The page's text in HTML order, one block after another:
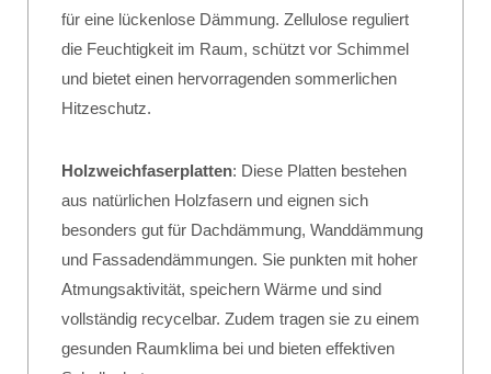
für eine lückenlose Dämmung. Zellulose reguliert
die Feuchtigkeit im Raum, schützt vor Schimmel
und bietet einen hervorragenden sommerlichen
Hitzeschutz.
Holzweichfaserplatten: Diese Platten bestehen
aus natürlichen Holzfasern und eignen sich
besonders gut für Dachdämmung, Wanddämmung
und Fassadendämmungen. Sie punkten mit hoher
Atmungsaktivität, speichern Wärme und sind
vollständig recycelbar. Zudem tragen sie zu einem
gesunden Raumklima bei und bieten effektiven